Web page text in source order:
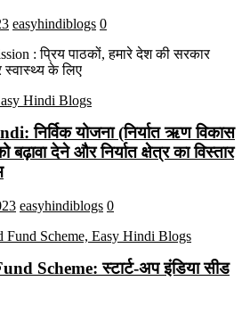
easyhindiblogs 0
: प्रिय पाठकों, हमारे देश की सरकार
के लिए
निर्विक योजना (निर्यात ऋण विकास
देने और निर्यात क्षेत्र का विस्तार
easyhindiblogs 0
Scheme: स्टार्ट-अप इंडिया सीड